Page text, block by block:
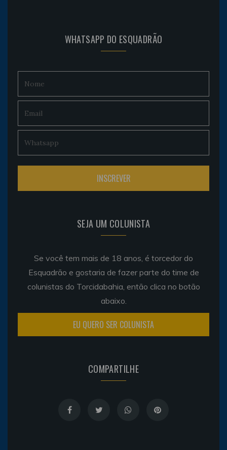
WHATSAPP DO ESQUADRÃO
SEJA UM COLUNISTA
Se você tem mais de 18 anos, é torcedor do
Esquadrão e gostaria de fazer parte do time de
colunistas do Torcidabahia, então clica no botão
abaixo.
EU QUERO SER COLUNISTA
COMPARTILHE